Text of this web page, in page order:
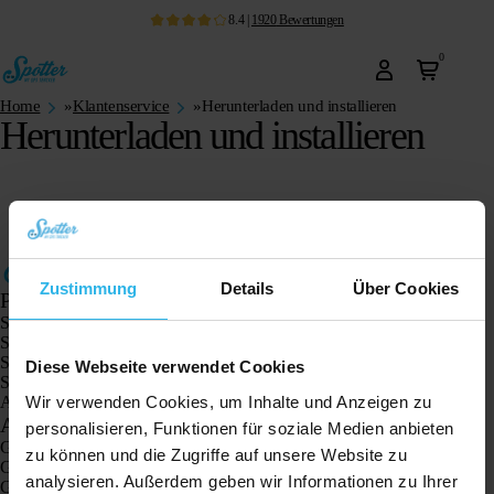
Zustimmung Details Über Cookies
Diese Webseite verwendet Cookies
Wir verwenden Cookies, um Inhalte und Anzeigen zu
personalisieren, Funktionen für soziale Medien anbieten
zu können und die Zugriffe auf unsere Website zu
analysieren. Außerdem geben wir Informationen zu Ihrer
8.4| 1920 Bewertungen
0
Home »Klantenservice »Herunterladen und installieren
Herunterladen und installieren
Produkte
Spotter GPS-Tracker X10
Spotter Senior GPS-Uhr
Spotter GPS-Uhr Explorer
Spotter GPS-Uhr für Kinder
Animal Spotter
Anwendungen
GPS-Tracker
GPS-Tracker für Kinder
GPS-Uhren für Kinder